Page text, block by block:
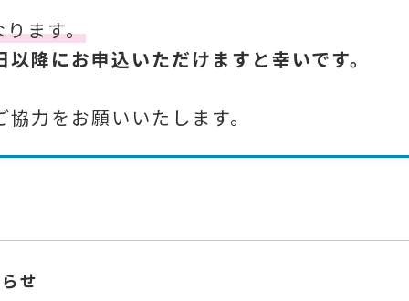
ます。
降にお申込いただけますと幸いです。
力をお願いいたします。
せ